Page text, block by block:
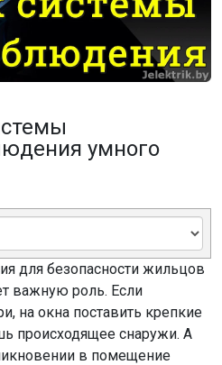
умного
для безопасности жильцов
важную роль. Если
на окна поставить крепкие
происходящее снаружи. А
в помещение